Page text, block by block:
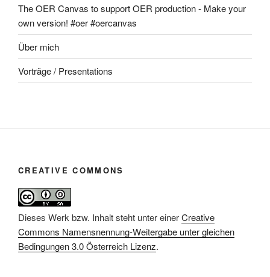
The OER Canvas to support OER production - Make your
own version! #oer #oercanvas
Über mich
Vorträge / Presentations
CREATIVE COMMONS
Dieses Werk bzw. Inhalt steht unter einerCreative
Commons Namensnennung-Weitergabe unter gleichen
Bedingungen 3.0 Österreich Lizenz.